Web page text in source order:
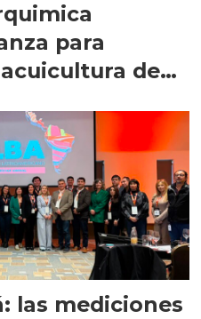
para
de
las mediciones